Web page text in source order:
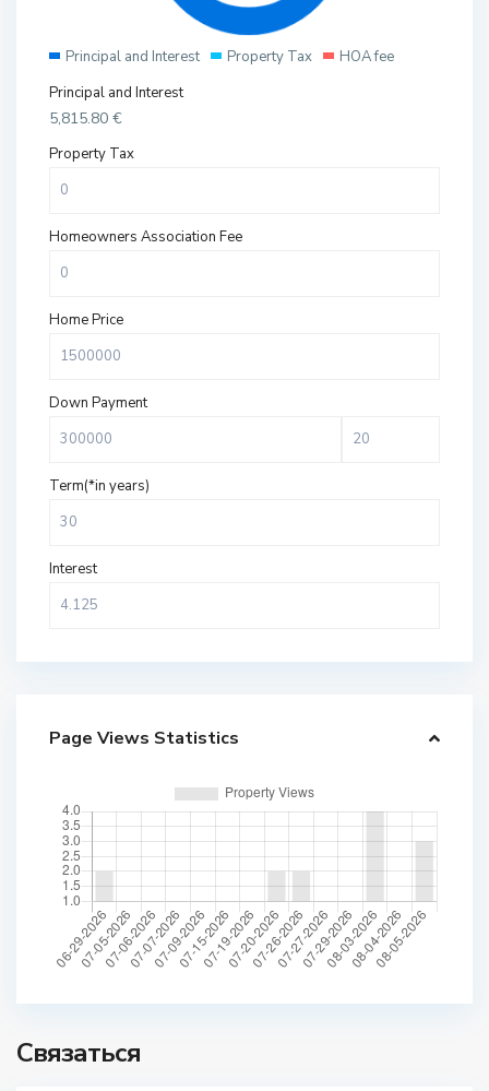
Principal and Interest Property Tax
HOA fee
Principal and Interest
5,815.80 €
Property Tax
Homeowners Association Fee
Home Price
Down Payment
Term(*in years)
Interest
Page Views Statistics
Связаться